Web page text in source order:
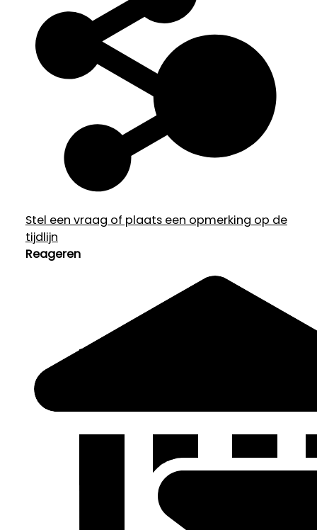
Stel een vraag of plaats een opmerking op de
tijdlijn
Reageren